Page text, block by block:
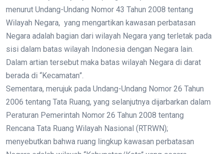
menurut Undang-Undang Nomor 43 Tahun 2008 tentang
Wilayah Negara, yang mengartikan kawasan perbatasan
Negara adalah bagian dari wilayah Negara yang terletak pada
sisi dalam batas wilayah Indonesia dengan Negara lain.
Dalam artian tersebut maka batas wilayah Negara di darat
berada di “Kecamatan”.
Sementara, merujuk pada Undang-Undang Nomor 26 Tahun
2006 tentang Tata Ruang, yang selanjutnya dijarbarkan dalam
Peraturan Pemerintah Nomor 26 Tahun 2008 tentang
Rencana Tata Ruang Wilayah Nasional (RTRWN);
menyebutkan bahwa ruang lingkup kawasan perbatasan